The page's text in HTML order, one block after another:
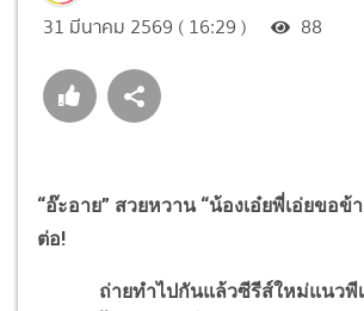
31 มีนาคม 2569 ( 16:29 ) 88
“อ๊ะอาย” สวยหวาน “น้องเอ๋ยพี่เอ่ยขอข้
ต่อ!
ถ่ายทำไปกันแล้วซีรีส์ใหม่แนวพีเ